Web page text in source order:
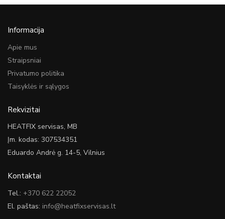
Informacija
Apie mus
Straipsniai
Privatumo politika
Taisyklės ir sąlygos
Rekvizitai
HEATFIX servisas, MB
Įm. kodas: 307534351
Eduardo Andrė g. 14-5, Vilnius
Kontaktai
Tel.: +370 622 22052
El. paštas: info@heatfixservisas.lt